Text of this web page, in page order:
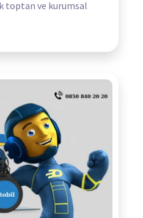
toptan ve kurumsal